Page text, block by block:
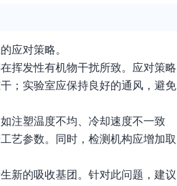
应对策略。
挥发性有机物干扰所致。应对策略
；实验室应保持良好的通风，避免
注塑温度不均、冷却速度不一致
艺参数。同时，检测机构应增加取
新的吸收基团。针对此问题，建议